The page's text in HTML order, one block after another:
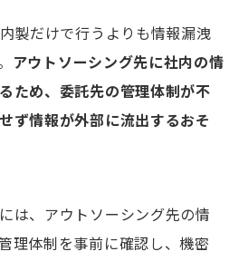
製だけで行うよりも情報漏洩
アウトソーシング先に社内の情
ため、委託先の管理体制が不
ず情報が外部に流出するおそ
は、アウトソーシング先の情
理体制を事前に確認し、機密